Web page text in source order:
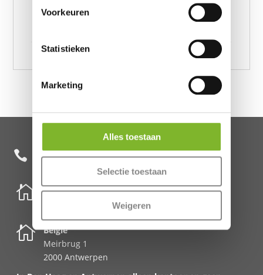
Voorkeuren
Statistieken
Marketing
Alles toestaan
Selectie toestaan
Weigeren
Velvet Botanical forest Groen 140 x 220, Velvet
Botanical forest Groen 200 x 220, Velvet Botanical
 +31 85 482 0020

Nederland
2595 AR Den Haag

België
Meirbrug 1
2000 Antwerpen